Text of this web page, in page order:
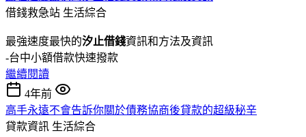
借錢救急站 生活綜合
最強速度最快的汐止借錢資訊和方法及資訊
-台中小額借款快速撥款
繼續閱讀
4年前
高手永遠不會告訴你關於債務協商後貸款的超級秘辛
貸款資訊 生活綜合